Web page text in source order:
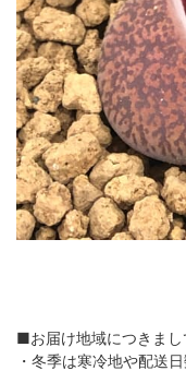
■お届け地域につきまし
・冬季は寒冷地や配送